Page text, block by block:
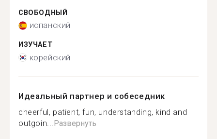
СВОБОДНЫЙ
испанский
ИЗУЧАЕТ
корейский
Идеальный партнер и собеседник
cheerful, patient, fun, understanding, kind and
outgoin... Развернуть